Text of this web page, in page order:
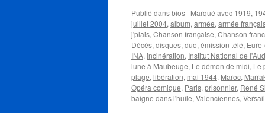
Publié dansbios | Marqué avec 1919,
juillet 2004, album, armée, armée
j'plais, Chanson française, Chanson
Décès, disques, duo, émission télé,
INA, incinération, Institut National de
lune à Maubeuge, Le démon de midi, Le
plage, libération, mai 1944, Maroc,
Opéra comique, Paris, prisonnier, René
baigne dans l'huile, Valenciennes,